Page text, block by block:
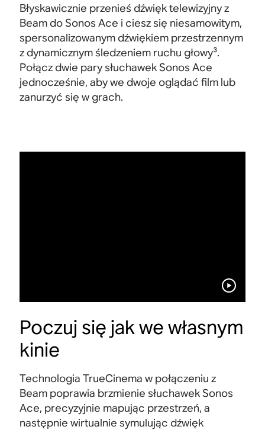
Błyskawicznie przenieś dźwięk telewizyjny z
Beam do Sonos Ace i ciesz się niesamowitym,
spersonalizowanym dźwiękiem przestrzennym
z dynamicznym śledzeniem ruchu głowy³.
Połącz dwie pary słuchawek Sonos Ace
jednocześnie, aby we dwoje oglądać film lub
zanurzyć się w grach.
Poczuj się jak we własnym
kinie
Technologia TrueCinema w połączeniu z
Beam poprawia brzmienie słuchawek Sonos
Ace, precyzyjnie mapując przestrzeń, a
następnie wirtualnie symulując dźwięk